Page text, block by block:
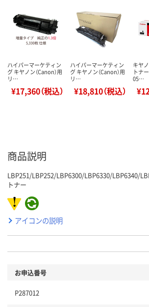
ハイパーマーケティン
グ キヤノン（Canon）用
リ…
¥17,360（税込）
ハイパーマーケティン
グ キヤノン（Canon）用
リ…
¥18,810（税込）
キヤ
トナ
05…
商品説明
LBP251/LBP252/LBP6300/LBP6330/LBP6340/
トナー
アイコンの説明
お申込番号
P287012